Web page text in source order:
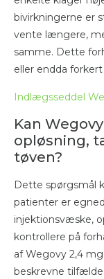
bivirkningerne er
vente længere,
samme. Dette
eller endda
Indlægsseddel
Kan
opløsning,
tøven?
Dette spørgsmål
patienter er
injektionsvæske,
kontrollere på
af Wegovy 2,4
beskrevne